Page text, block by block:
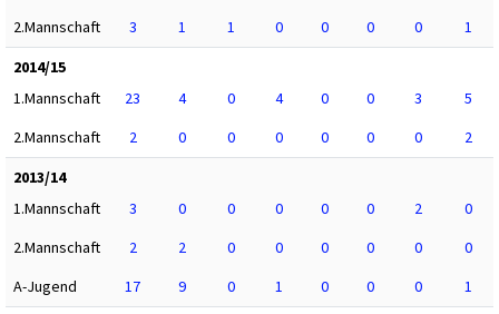
2.Mannschaft 3 1 1 0 0 0 0
1
2014/15
1.Mannschaft
23 4 0 4 0 0 3
5
2.Mannschaft
2 0 0 0 0 0 0
2
2013/14
1.Mannschaft
3 0 0 0 0 0 2
0
2.Mannschaft
2 2 0 0 0 0 0
0
A-Jugend
17 9 0 1 0 0 0
1